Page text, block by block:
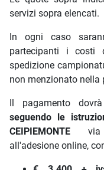
servizi sopra elencati.
In ogni caso
partecipanti i costi
spedizione
non menzionato nella
Il pagamento
seguendo le
CEIPIEMONTE via
all'adesione online,